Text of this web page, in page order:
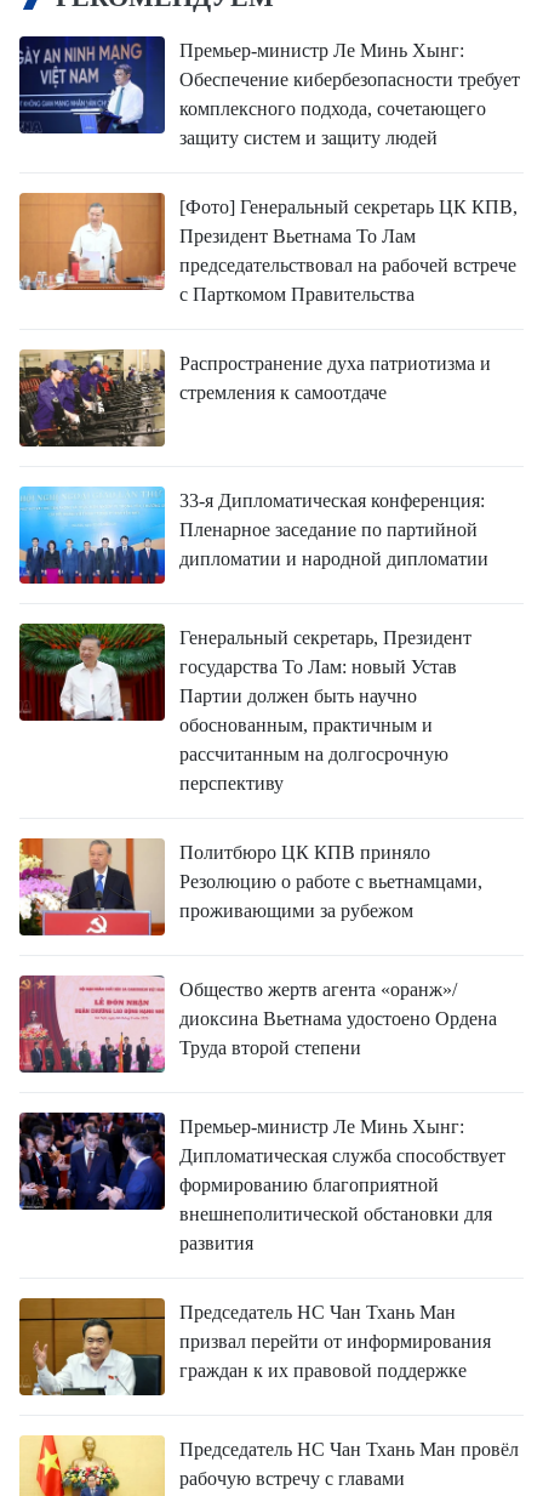
Премьер-министр Ле Минь Хынг:
Обеспечение кибербезопасности требует
комплексного подхода, сочетающего
защиту систем и защиту людей
[Фото] Генеральный секретарь ЦК КПВ,
Президент Вьетнама То Лам
председательствовал на рабочей встрече
с Парткомом Правительства
Распространение духа патриотизма и
стремления к самоотдаче
33-я Дипломатическая конференция:
Пленарное заседание по партийной
дипломатии и народной дипломатии
Генеральный секретарь, Президент
государства То Лам: новый Устав
Партии должен быть научно
обоснованным, практичным и
рассчитанным на долгосрочную
перспективу
Политбюро ЦК КПВ приняло
Резолюцию о работе с вьетнамцами,
проживающими за рубежом
Общество жертв агента «оранж»/
диоксина Вьетнама удостоено Ордена
Труда второй степени
Премьер-министр Ле Минь Хынг:
Дипломатическая служба способствует
формированию благоприятной
внешнеполитической обстановки для
развития
Председатель НС Чан Тхань Ман
призвал перейти от информирования
граждан к их правовой поддержке
Председатель НС Чан Тхань Ман провёл
рабочую встречу с главами